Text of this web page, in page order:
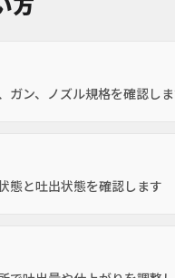
ガン、ノズル規格を確認し
態と吐出状態を確認します